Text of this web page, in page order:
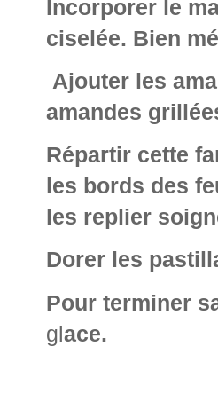
Incorporer le
ciselée. Bien
Ajouter les
amandes
Répartir cette
les bords des
les replier
Dorer les
Pour terminer
glace.